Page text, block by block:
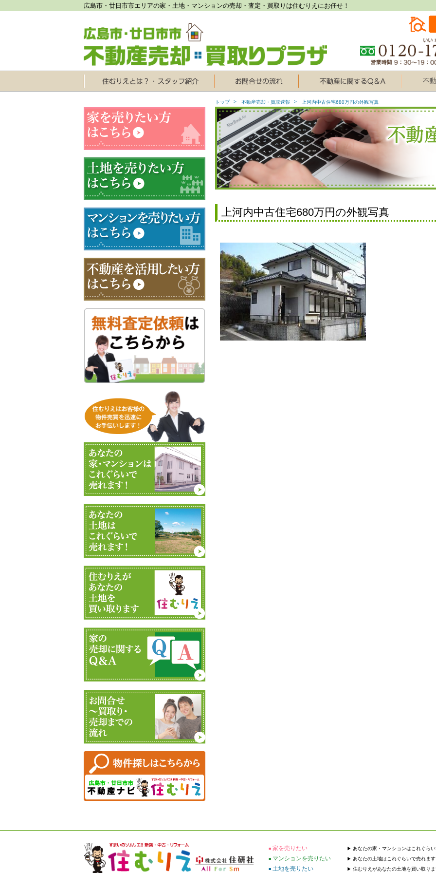
広島市・廿日市市エリアの家・土地・マンションの売却・査定・買取りは住むりえにお任せ！
トップ 不動産売却・買取速報 上河内中古住宅680万円の外観写真
上河内中古住宅680万円の外観写真
家を売りたい
マンションを売りたい
土地を売りたい
あなたの家・マンションはこれぐらい
あなたの土地はこれぐらいで売れます
住むりえがあなたの土地を買い取り